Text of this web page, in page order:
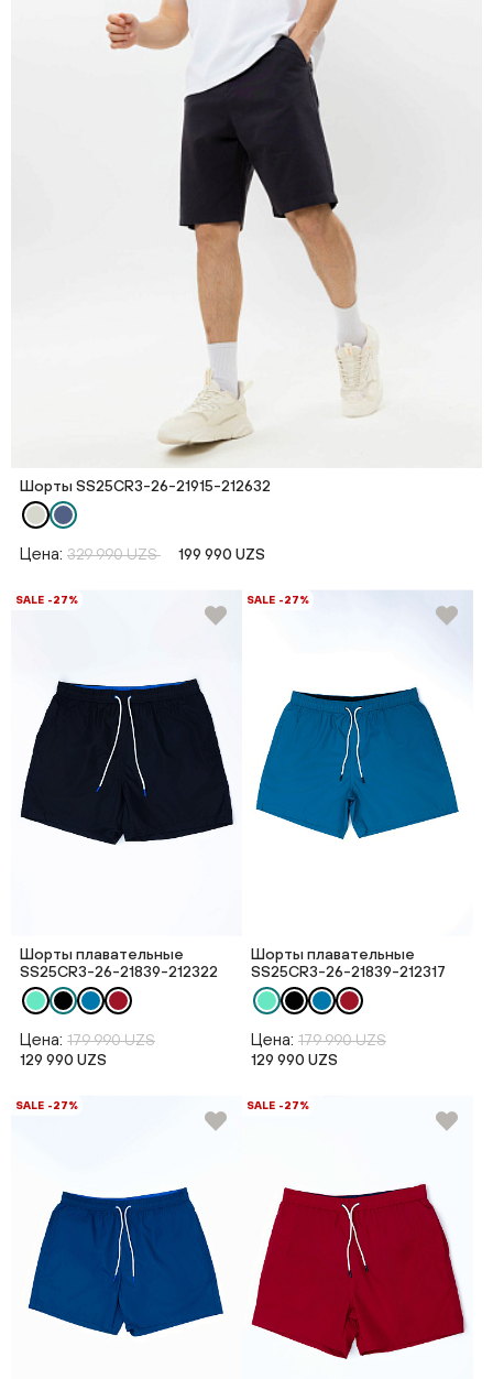
Шорты SS25CR3-26-21915-212632
Цена: 329 990 UZS 199 990 UZS
SALE -27%
Шорты плавательные
SS25CR3-26-21839-212322
Цена: 179 990 UZS
129 990 UZS
SALE -27%
Шорты плавательные
SS25CR3-26-21839-212317
Цена: 179 990 UZS
129 990 UZS
SALE -27% SALE -27%